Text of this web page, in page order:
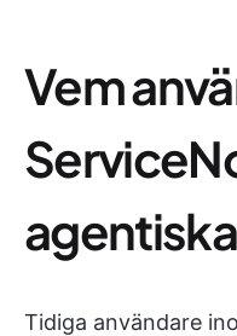
Vem
Tidiga användare